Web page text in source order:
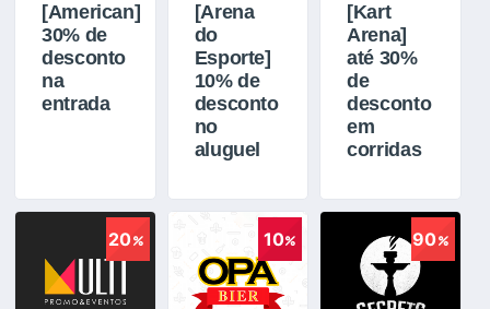
[American]
30% de
desconto
na
entrada
[Arena
do
Esporte]
10% de
desconto
no
aluguel
[Kart
Arena]
até 30%
de
desconto
em
corridas
20 10 90